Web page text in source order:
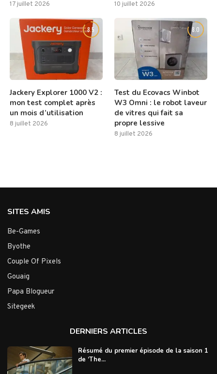
17 juillet 2026 10 juillet 2026
8.5
Jackery Explorer 1000 V2 :
mon test complet après
un mois d’utilisation
8 juillet 2026
8.0
Test du Ecovacs Winbot
W3 Omni : le robot laveur
de vitres qui fait sa
propre lessive
8 juillet 2026
SITES AMIS
Be-Games
Byothe
Couple Of Pixels
Gouaig
Papa Blogueur
Sitegeek
DERNIERS ARTICLES
Résumé du premier épisode de la saison 1
de ‘The...